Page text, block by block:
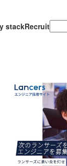
stackRecruit検
索: